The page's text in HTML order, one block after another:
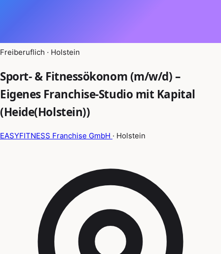
Freiberuflich · Holstein
Sport- & Fitnessökonom (m/w/d) –
Eigenes Franchise-Studio mit Kapital
(Heide(Holstein))
EASYFITNESS Franchise GmbH · Holstein